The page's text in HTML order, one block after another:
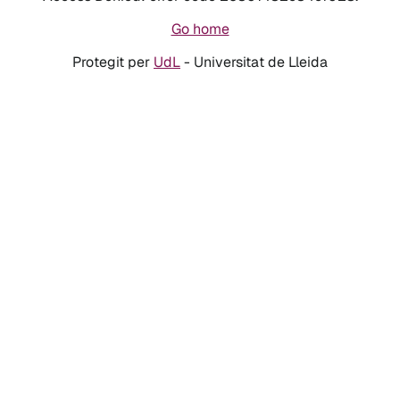
Go home
Protegit per UdL- Universitat de Lleida